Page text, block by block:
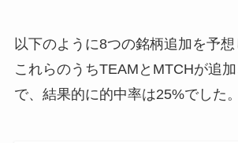
以下のように8つの銘柄追加を予想
これらのうちTEAMとMTCHが追
で、結果的に的中率は25%でした。